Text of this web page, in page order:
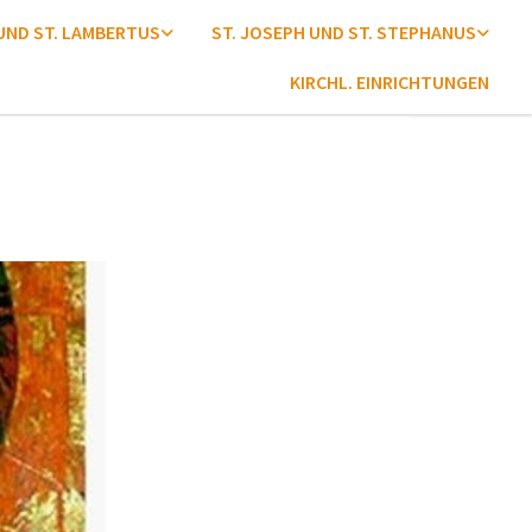
ST. LAMBERTUS ST. JOSEPH UND ST. STEPHANUS
KIRCHL. EINRICHTUNGEN